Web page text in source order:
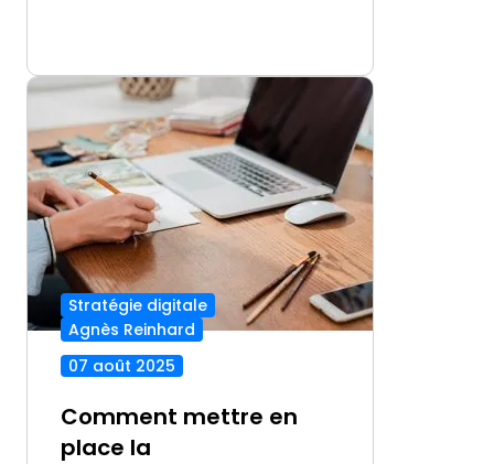
Stratégie digitale
Agnès Reinhard
07 août 2025
Comment mettre en
place la